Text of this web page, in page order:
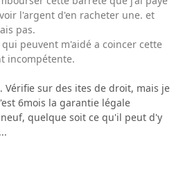
l'argent d'en racheter une. et
pas.
peuvent m'aidé a coincer cette
incompétente.
Vérifie sur des ites de droit, mais je
6mois la garantie légale
quelque soit ce qu'il peut d'y